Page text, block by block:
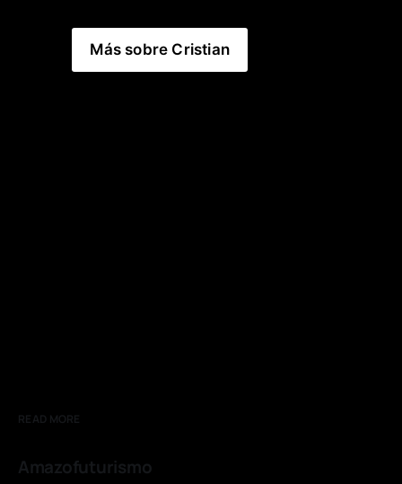
Más sobre Cristian
READ MORE
Amazofuturismo